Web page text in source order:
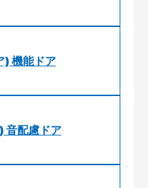
機能ドア
音配慮ドア